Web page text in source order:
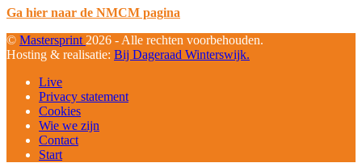
Ga hier naar de NMCM pagina
© Mastersprint 2026 - Alle rechten voorbehouden.
Hosting & realisatie: Bij Dageraad Winterswijk.
Live
Privacy statement
Cookies
Wie we zijn
Contact
Start